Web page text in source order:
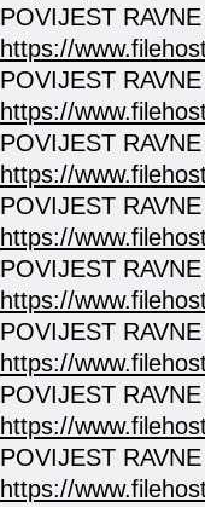
POVIJEST
https://
POVIJEST
https://
POVIJEST
https://
POVIJEST
https://
POVIJEST
https://
POVIJEST
https://
POVIJEST
https://
POVIJEST
https://